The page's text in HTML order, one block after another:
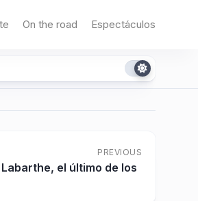
On the road Espectáculos
PREVIOUS
el último de los